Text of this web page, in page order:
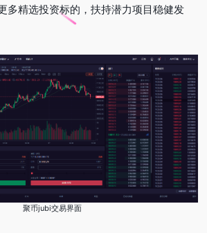
多精选投资标的，扶持潜力项目稳健发
聚币jubi交易界面